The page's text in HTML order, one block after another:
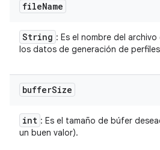
fileName
String : Es el nombre del
los datos de generación de
bufferSize
int : Es el tamaño de búfer
un buen valor).